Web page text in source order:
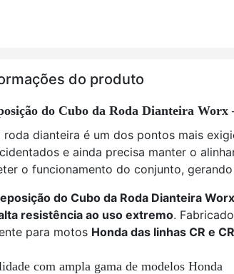
do produto
do Cubo da Roda Dianteira Worx
roda dianteira é um dos pontos mais
e ainda precisa manter o
o funcionamento do conjunto,
do Cubo da Roda Dianteira Worx
resistência ao uso extremo.
para motos Honda das linhas CR e
com ampla gama de modelos Honda